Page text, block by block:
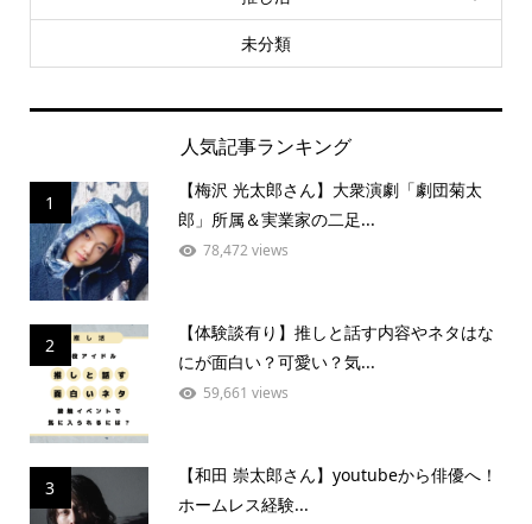
未分類
人気記事ランキング
1
【梅沢 光太郎さん】大衆演劇「劇団菊太
郎」所属＆実業家の二足...
78,472 views
2
【体験談有り】推しと話す内容やネタはな
にが面白い？可愛い？気...
59,661 views
3
【和田 崇太郎さん】youtubeから俳優へ！
ホームレス経験...